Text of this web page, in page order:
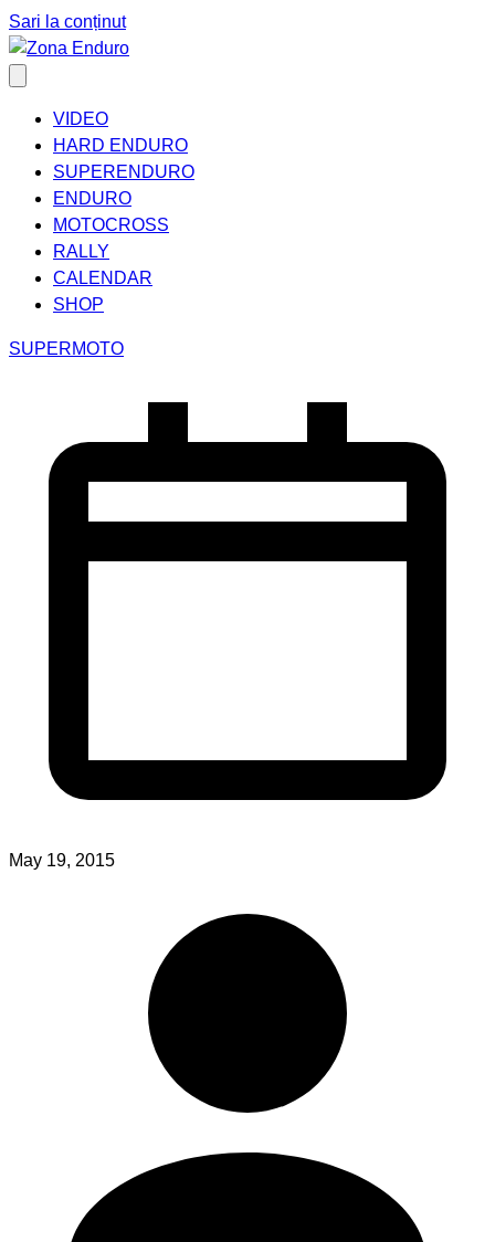
Sari la conținut
VIDEO
HARD ENDURO
SUPERENDURO
ENDURO
MOTOCROSS
RALLY
CALENDAR
SHOP
SUPERMOTO
May 19, 2015